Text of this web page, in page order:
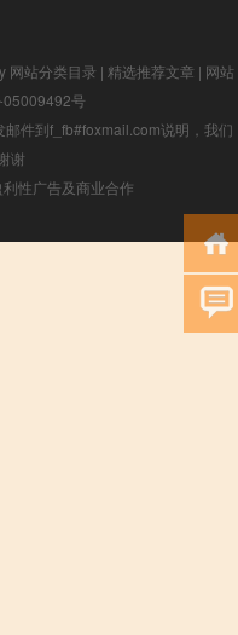
网站分类目录 | 精选推荐文章 | 网站
05009492号
件到f_fb#foxmail.com说明，我们
谢
性广告及商业合作